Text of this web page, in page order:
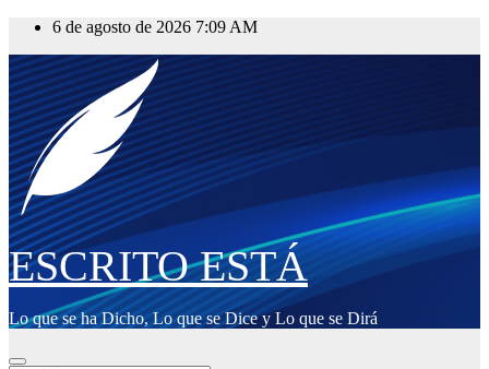
Saltar
contenido
6 de agosto de 2026 7:09 AM
ESCRITO ESTÁ
Lo que se ha Dicho, Lo que se Dice y Lo que se Dirá